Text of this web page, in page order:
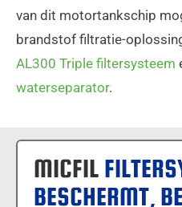
van dit motortankschip
brandstof filtratie-
AL300 Triple filtersysteem
waterseparator.
MICFIL
BESCHERMT,